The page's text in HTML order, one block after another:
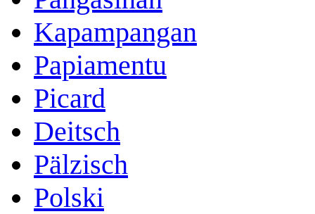
Kapampangan
Papiamentu
Picard
Deitsch
Pälzisch
Polski